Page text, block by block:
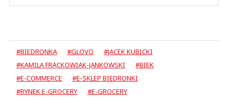
#BIEDRONKA #GLOVO
#JACEK KUBICKI
#KAMILA FRĄCKOWIAK-JANKOWSKI
#BIEK
#E-COMMERCE
#E-SKLEP BIEDRONKI
#RYNEK E-GROCERY
#E-GROCERY